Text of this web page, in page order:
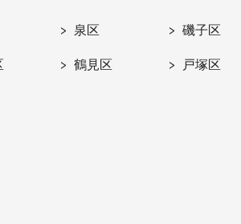
泉区 磯子区
鶴見区 戸塚区